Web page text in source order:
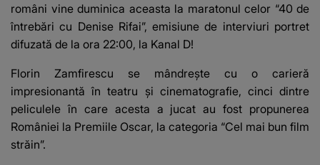
români vine duminica aceasta la maratonul celor “40 de
întrebări cu Denise Rifai”, emisiune de interviuri portret
difuzată de la ora 22:00, la Kanal D!
Florin Zamfirescu se mândrește cu o carieră
impresionantă în teatru și cinematografie, cinci dintre
peliculele în care acesta a jucat au fost propunerea
României la Premiile Oscar, la categoria “Cel mai bun film
străin”.